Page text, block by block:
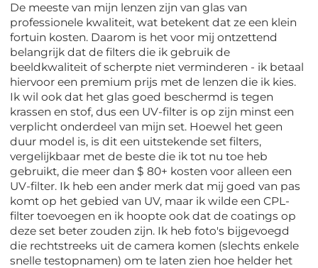
De meeste van mijn lenzen zijn van glas van
professionele kwaliteit, wat betekent dat ze een klein
fortuin kosten. Daarom is het voor mij ontzettend
belangrijk dat de filters die ik gebruik de
beeldkwaliteit of scherpte niet verminderen - ik betaal
hiervoor een premium prijs met de lenzen die ik kies.
Ik wil ook dat het glas goed beschermd is tegen
krassen en stof, dus een UV-filter is op zijn minst een
verplicht onderdeel van mijn set. Hoewel het geen
duur model is, is dit een uitstekende set filters,
vergelijkbaar met de beste die ik tot nu toe heb
gebruikt, die meer dan $ 80+ kosten voor alleen een
UV-filter. Ik heb een ander merk dat mij goed van pas
komt op het gebied van UV, maar ik wilde een CPL-
filter toevoegen en ik hoopte ook dat de coatings op
deze set beter zouden zijn. Ik heb foto's bijgevoegd
die rechtstreeks uit de camera komen (slechts enkele
snelle testopnamen) om te laten zien hoe helder het